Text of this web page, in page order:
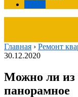
Главная › Ремонт
30.12.2020
Можно ли из
панорамное